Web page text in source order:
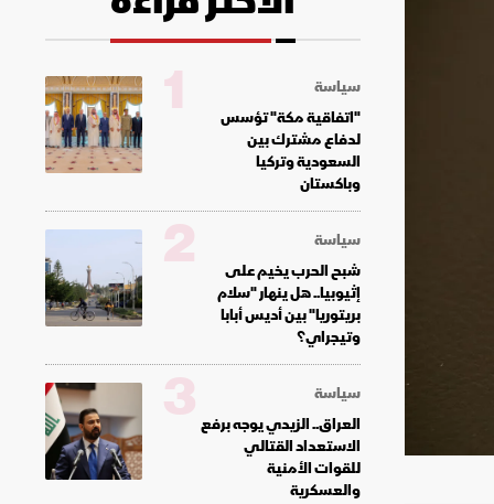
سياسة
"اتفاقية مكة" تؤسس
لدفاع مشترك بين
السعودية وتركيا
وباكستان
1
سياسة
شبح الحرب يخيم على
إثيوبيا.. هل ينهار "سلام
بريتوريا" بين أديس أبابا
وتيجراي؟
2
سياسة
العراق.. الزيدي يوجه برفع
الاستعداد القتالي
للقوات الأمنية
والعسكرية
3